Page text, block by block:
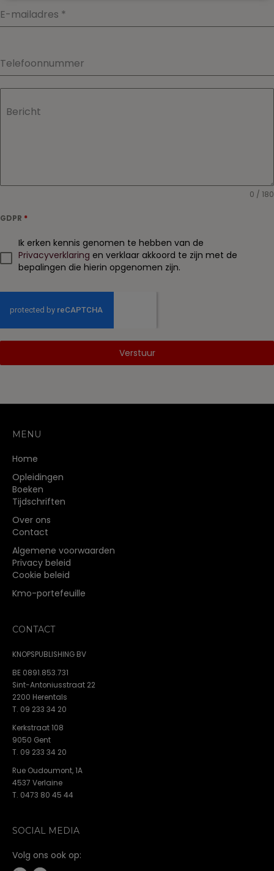
E-mailadres *
Telefoonnummer
Bericht
0 / 180
GDPR *
Ik erken kennis genomen te hebben van de
Privacyverklaring en verklaar akkoord te zijn met de
bepalingen die hierin opgenomen zijn.
Verstuur
MENU
Home
Opleidingen
Boeken
Tijdschriften
Over ons
Contact
Algemene voorwaarden
Privacy beleid
Cookie beleid
Kmo-portefeuille
CONTACT
KNOPSPUBLISHING BV
BE 0891.853.731
Sint-Antoniusstraat 22
2200 Herentals
T. 09 233 34 20
Kerkstraat 108
9050 Gent
T. 09 233 34 20
Rue Oudoumont, 1A
4537 Verlaine
T. 0473 80 45 44
SOCIAL MEDIA
Volg ons ook op: